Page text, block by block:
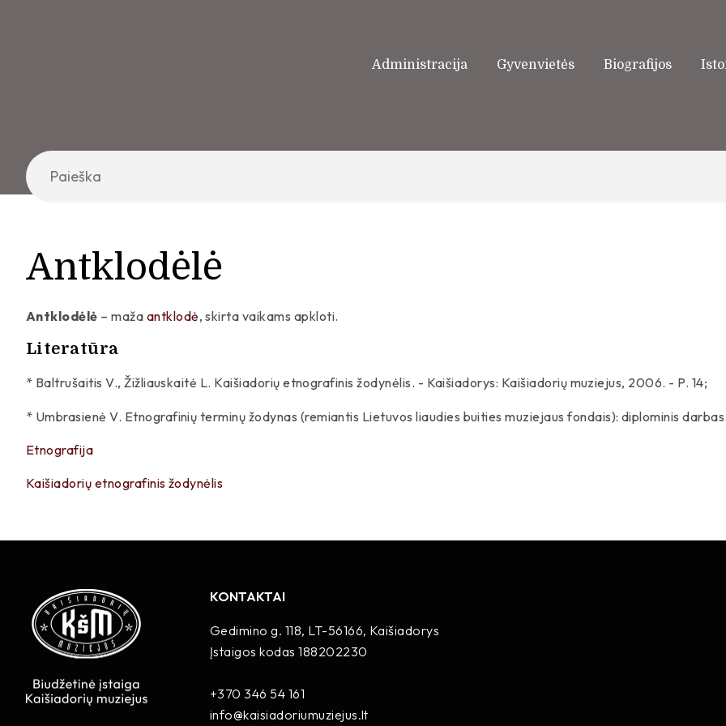
Administracija Gyvenvietės Biografijos
Antklodėlė
Antklodėlė – maža antklodė, skirta vaikams apkloti.
Literatūra
* Baltrušaitis V., Žižliauskaitė L. Kaišiadorių etnografinis žodynėlis. - Kaišiadorys: Kaišiadorių muziejus, 2006. - P. 14;
* Umbrasienė V. Etnografinių terminų žodynas (remiantis Lietuvos liaudies buities muziejaus fondais): diplominis darbas.
Etnografija
Kaišiadorių etnografinis žodynėlis
KONTAKTAI
Gedimino g. 118, LT-56166, Kaišiadorys
Įstaigos kodas 188202230
+370 346 54 161
info@kaisiadoriumuziejus.lt